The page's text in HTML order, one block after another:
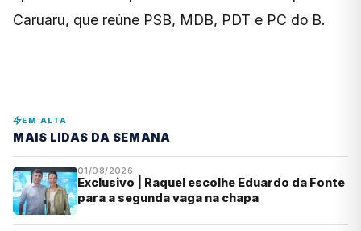
Caruaru, que reúne PSB, MDB, PDT e PC do B.
EM ALTA
MAIS LIDAS DA SEMANA
01/08/2026
Exclusivo | Raquel escolhe Eduardo da Fonte
para a segunda vaga na chapa